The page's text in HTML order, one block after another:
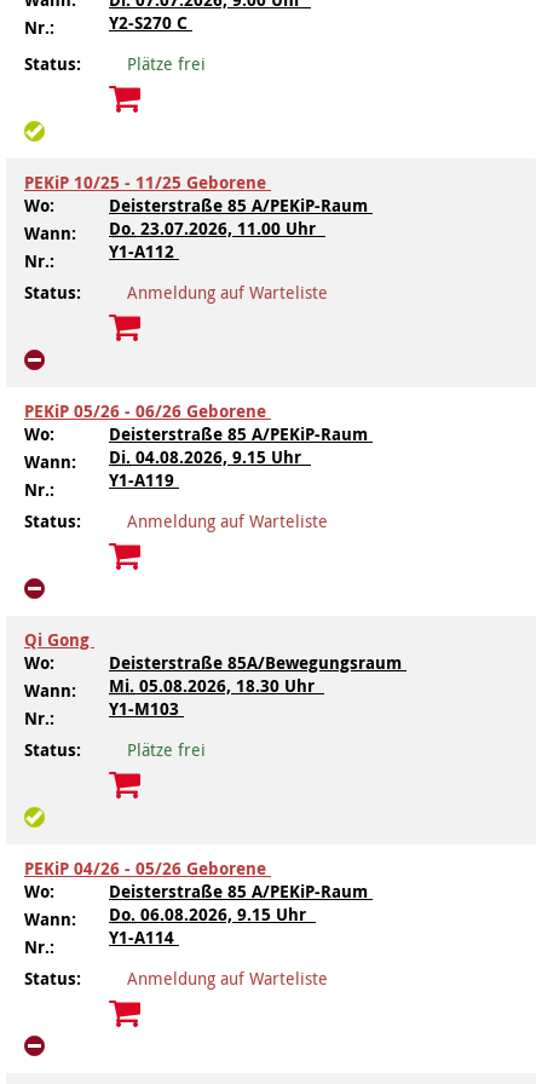
Kindertagesstätte Johannes-Lau-Hof
Kindertagesstätte Klaus-Müller-Kilian-Weg /
“Mäuseburg” / Familienzentrum
Kindertagesstätte Langes Feld “Deisterspatzen”
Kindertagesstätte Moorlilienweg /
Familienzentrum
Kindertagesstätte Petermannstraße /
Familienzentrum
Kindertagesstätte Rosenbergstraße
Krippe Schleswiger Straße
Kindertagesstätte Tresckowstraße
Kindertagesstätte Voltmerstraße
Kindertagesstätte Herbartstraße
Kindertagesstätte Hiltrud-Grote-Weg
Kindertagesstätte Johannes-Lau-Hof
Kindertagesstätte Kapellenbrink /
Familienzentrum
Kindertagesstätte Klaus-Müller-Kilian-Weg /
“Mäuseburg” / Familienzentrum
Kindertagesstätte Langes Feld “Deisterspatzen”
Kindertagesstätte Levester Straße
Kindertagesstätte Moorlilienweg /
Kindertagesstätte Petermannstraße /
Familienzentrum
Kindertagesstätte Pfarrlandplatz
Kindertagesstätte Rosenbergstraße
Kindertagesstätte Schneiderberg
Kindertagesstätte Schweriner Straße /
Familienzentrum
Nr.:
Y2-S270 C
Status:
Plätze frei
PEKiP 10/25 - 11/25 Geborene
Wo:
Deisterstraße 85 A/PEKiP-Raum
Wann:
Do. 23.07.2026, 11.00 Uhr
Nr.:
Y1-A112
Status:
Anmeldung auf Warteliste
PEKiP 05/26 - 06/26 Geborene
Wo:
Deisterstraße 85 A/PEKiP-Raum
Wann:
Di. 04.08.2026, 9.15 Uhr
Nr.:
Y1-A119
Status:
Anmeldung auf Warteliste
Qi Gong
Wo:
Deisterstraße 85A/Bewegungsraum
Wann:
Mi. 05.08.2026, 18.30 Uhr
Nr.:
Y1-M103
Status:
Plätze frei
PEKiP 04/26 - 05/26 Geborene
Wo:
Deisterstraße 85 A/PEKiP-Raum
Wann:
Do. 06.08.2026, 9.15 Uhr
Nr.:
Y1-A114
Status:
Anmeldung auf Warteliste